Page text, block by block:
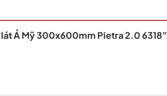
Á Mỹ 300x600mm Pietra 2.0 6318”